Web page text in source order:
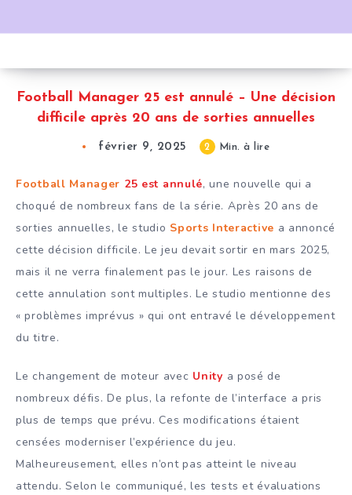
Football Manager 25 est annulé – Une décision
difficile après 20 ans de sorties annuelles
février 9, 2025 2 Min. à lire
Football Manager 25 est annulé, une nouvelle qui a
choqué de nombreux fans de la série. Après 20 ans de
sorties annuelles, le studio Sports Interactive a annoncé
cette décision difficile. Le jeu devait sortir en mars 2025,
mais il ne verra finalement pas le jour. Les raisons de
cette annulation sont multiples. Le studio mentionne des
« problèmes imprévus » qui ont entravé le développement
du titre.
Le changement de moteur avec Unity a posé de
nombreux défis. De plus, la refonte de l’interface a pris
plus de temps que prévu. Ces modifications étaient
censées moderniser l’expérience du jeu.
Malheureusement, elles n’ont pas atteint le niveau
attendu. Selon le communiqué, les tests et évaluations